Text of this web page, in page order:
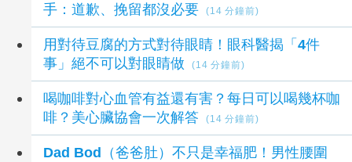
手：道歉、挽留都沒必要
(14 分鐘前)
用對待豆腐的方式對待眼睛！眼科醫揭「4件
事」絕不可以對眼睛做
(14 分鐘前)
喝咖啡對心血管有益還有害？每日可以喝幾杯咖
啡？美心臟協會一次解答
(14 分鐘前)
Dad Bod（爸爸肚）不只是幸福肥！男性腰圍